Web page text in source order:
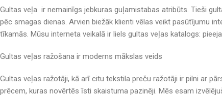
Gultas veļa ir nemainīgs jebkuras guļamistabas atribūts. Tieši
pēc smagas dienas. Arvien biežāk klienti vēlas veikt pasūtījumu
tīkamās. Mūsu interneta veikalā ir liels gultas veļas katalogs:
Gultas veļas ražošana ir moderns mākslas veids
Gultas veļas ražotāji, kā arī citu tekstila preču ražotāji ir pilni ar
prēcem, kuras novērtēs īsti skaistuma pazinēji. Mēs esam